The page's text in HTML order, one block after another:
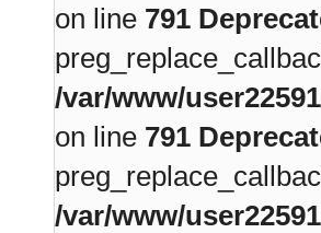
on line 791
/var/www/
on line 791
/var/www/